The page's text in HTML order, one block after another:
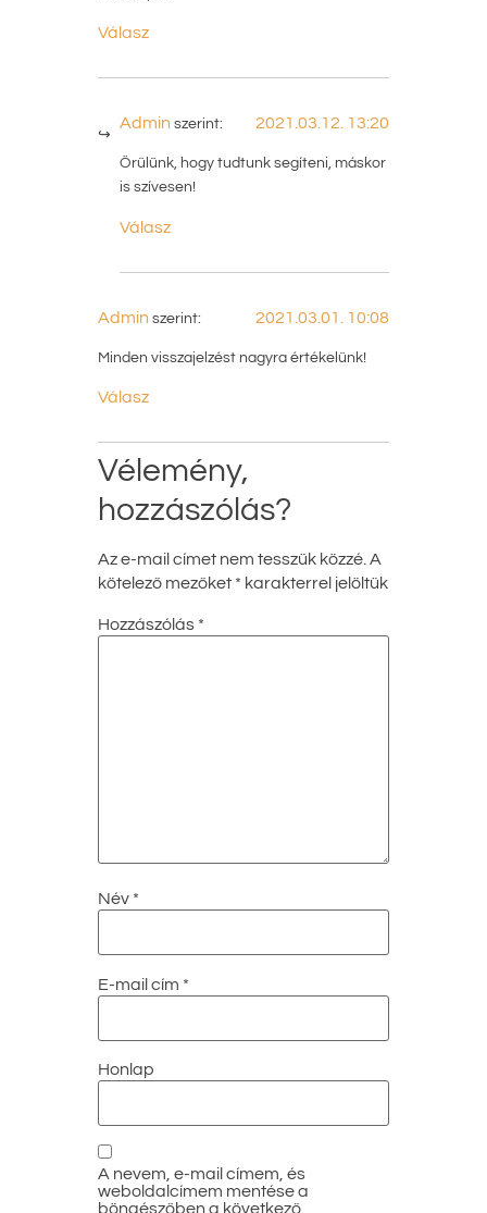
Válasz
Admin szerint: 2021.03.12. 13:20
Örülünk, hogy tudtunk segíteni, máskor
is szívesen!
Válasz
Admin szerint: 2021.03.01. 10:08
Minden visszajelzést nagyra értékelünk!
Válasz
Vélemény,
hozzászólás?
Az e-mail címet nem tesszük közzé. A
kötelező mezőket * karakterrel jelöltük
Hozzászólás *
Név *
E-mail cím *
Honlap
A nevem, e-mail címem, és
weboldalcímem mentése a
böngészőben a következő